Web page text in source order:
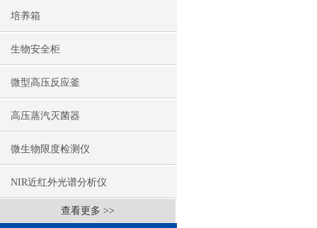
培养箱
生物安全柜
微型高压反应釜
高压蒸汽灭菌器
微生物限度检测仪
NIR近红外光谱分析仪
查看更多 >>